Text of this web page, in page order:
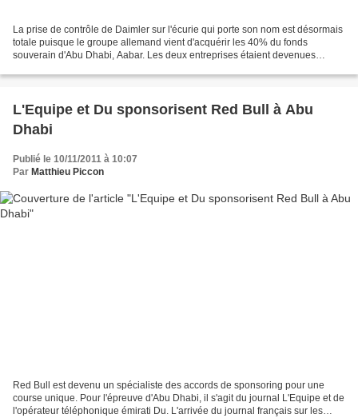
La prise de contrôle de Daimler sur l'écurie qui porte son nom est désormais
totale puisque le groupe allemand vient d'acquérir les 40% du fonds
souverain d'Abu Dhabi, Aabar. Les deux entreprises étaient devenues
L'Equipe et Du sponsorisent Red Bull à Abu
Dhabi
Publié le 10/11/2011 à 10:07
Par Matthieu Piccon
Red Bull est devenu un spécialiste des accords de sponsoring pour une
course unique. Pour l'épreuve d'Abu Dhabi, il s'agit du journal L'Equipe et de
l'opérateur téléphonique émirati Du. L'arrivée du journal français sur les